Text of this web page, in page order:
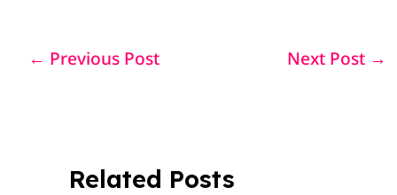
e
k
s e e
← Previous Post Next Post →
Related Posts